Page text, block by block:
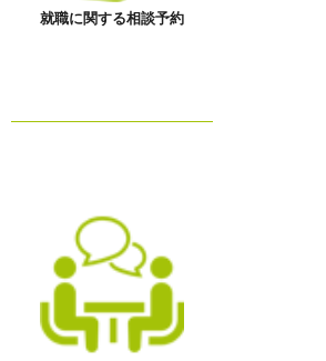
就職に関する相談予約